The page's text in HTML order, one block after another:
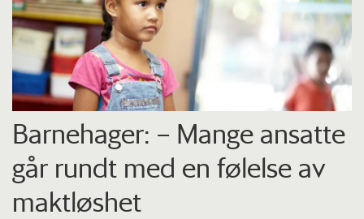
Barnehager: – Mange ansatte
går rundt med en følelse av
maktløshet